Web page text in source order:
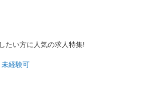
たい方に人気の求人特集!
未経験可